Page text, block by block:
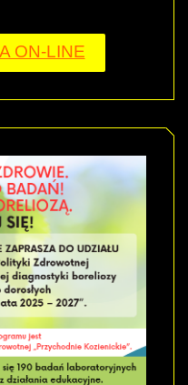
ON-LINE